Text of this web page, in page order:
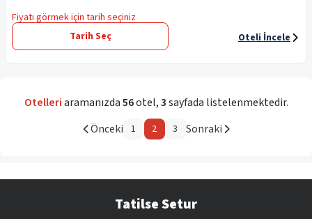
Fiyatı görmek için tarih seçiniz
Tarih Seç
Oteli İncele
Otelleriaramanızda56otel,3sayfada listelenmektedir.
Önceki 1 2 3 Sonraki
Tatilse Setur